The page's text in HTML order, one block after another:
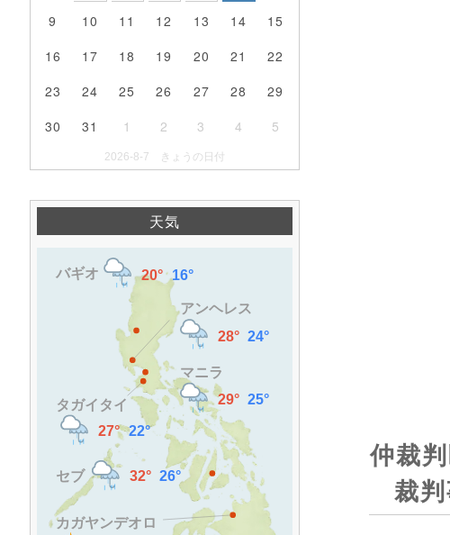
9
10 11 12 13 14
15
16
17 18 19 20 21
22
23
24 25 26 27 28
29
30
31 1 2 3 4 5
2026-8-7 きょうの日付
天気
仲裁
裁